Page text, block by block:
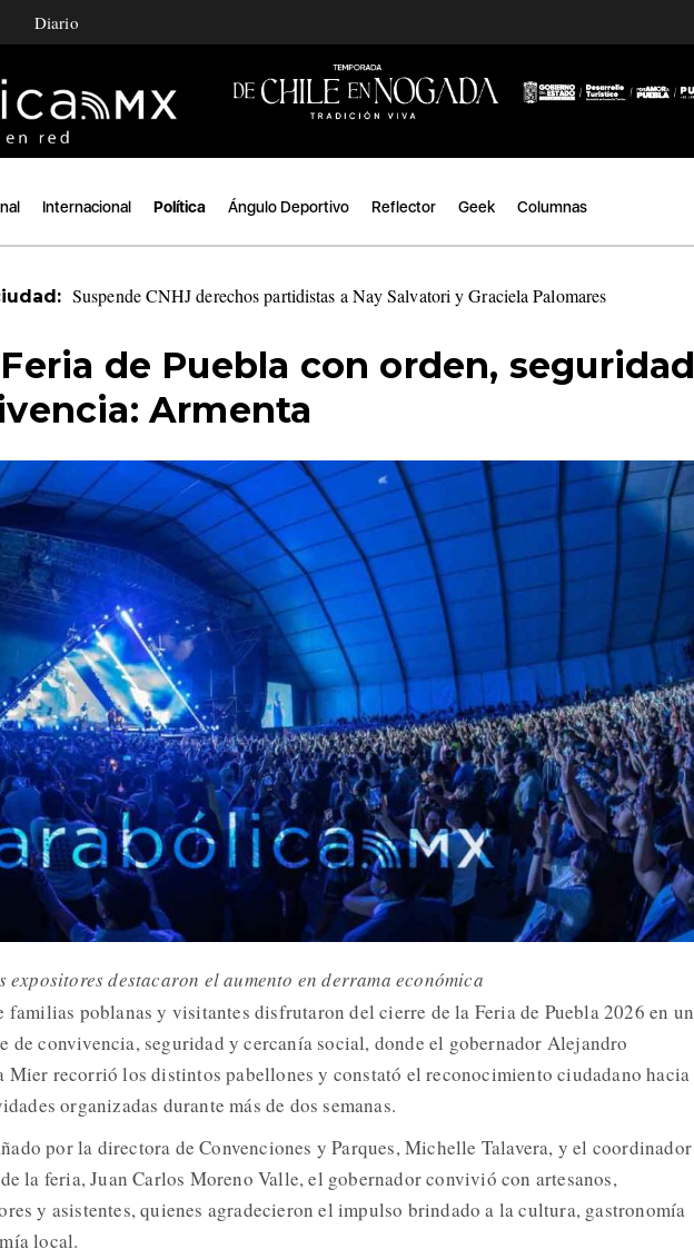
Diario
Internacional Política Ángulo Deportivo Reflector Geek Columnas
Suspende CNHJ derechos partidistas a Nay Salvatori y Graciela Palomares
de Puebla con orden, seguridad
Armenta
expositores destacaron el aumento en derrama económica
familias poblanas y visitantes disfrutaron del cierre de la Feria de Puebla 2026 en un
de convivencia, seguridad y cercanía social, donde el gobernador Alejandro
Mier recorrió los distintos pabellones y constató el reconocimiento ciudadano hacia
organizadas durante más de dos semanas.
por la directora de Convenciones y Parques, Michelle Talavera, y el coordinador
la feria, Juan Carlos Moreno Valle, el gobernador convivió con artesanos,
y asistentes, quienes agradecieron el impulso brindado a la cultura, gastronomía
local.